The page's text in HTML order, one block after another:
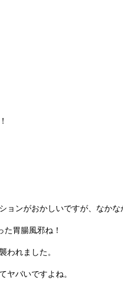
ョンがおかしいですが、なか
た胃腸風邪ね！
われました。
ヤバいですよね。